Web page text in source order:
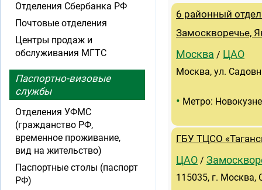
6 районный
Замоскворечье,
Москва / ЦАО
Москва, ул.
• Метро:
ГБУ ТЦСО
ЦАО /
115035, г. Москва,
Отделения Сбербанка РФ
Почтовые отделения
Центры продаж и
обслуживания МГТС
Паспортно-визовые
службы
Отделения УФМС
(гражданство РФ,
временное проживание,
вид на жительство)
Паспортные столы (паспорт
РФ)